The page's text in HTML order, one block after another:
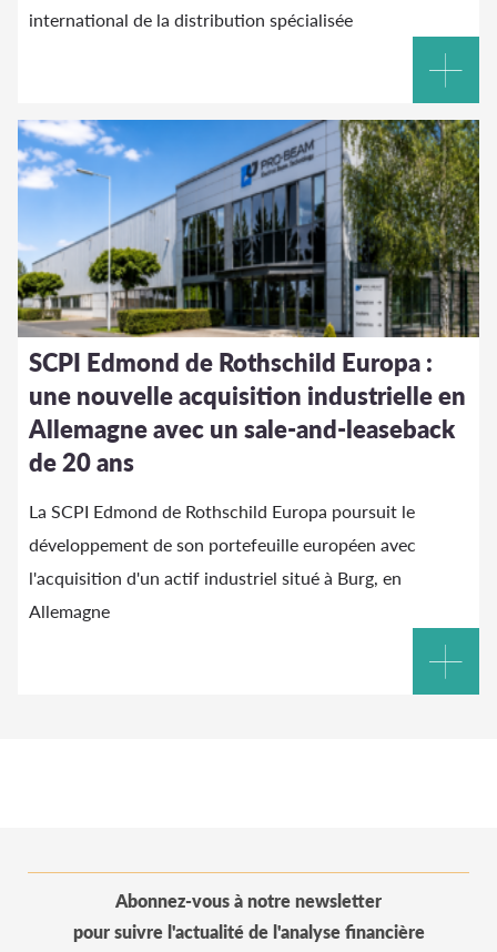
international de la distribution spécialisée
SCPI Edmond de Rothschild Europa :
une nouvelle acquisition industrielle en
Allemagne avec un sale-and-leaseback
de 20 ans
La SCPI Edmond de Rothschild Europa poursuit le
développement de son portefeuille européen avec
l'acquisition d'un actif industriel situé à Burg, en
Allemagne
Abonnez-vous à notre newsletter
pour suivre l'actualité de l'analyse financière